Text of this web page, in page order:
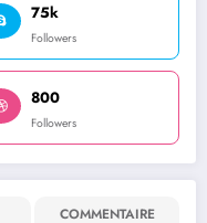
75k
Followers
800
Followers
COMMENTAIRE